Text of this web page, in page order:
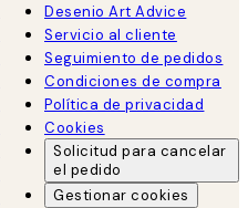
Desenio Art Advice
Servicio al cliente
Seguimiento de pedidos
Condiciones de compra
Política de privacidad
Cookies
Solicitud para cancelar
el pedido
Gestionar cookies